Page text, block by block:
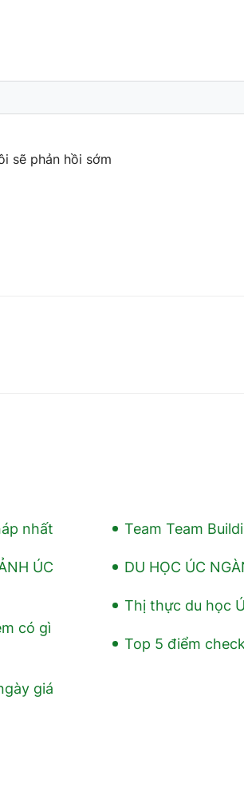
sẽ phản hồi sớm
nhất
ÚC
có gì
giá
Team Team
DU HỌC ÚC
Thị thực du học
Top 5 điểm